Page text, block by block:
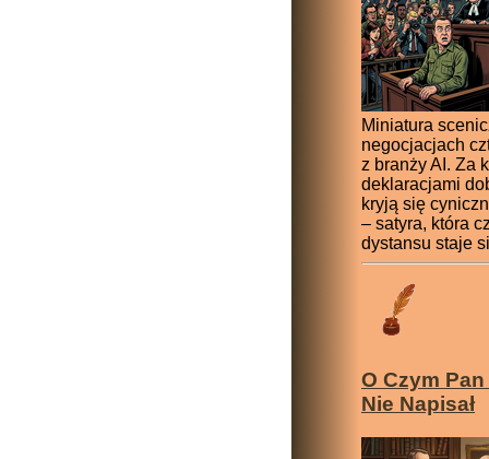
Miniatura
negocjacjach
z branży AI. Za
deklaracjami
kryją się
– satyra, która
dystansu staje
O Czym
Nie Napisał